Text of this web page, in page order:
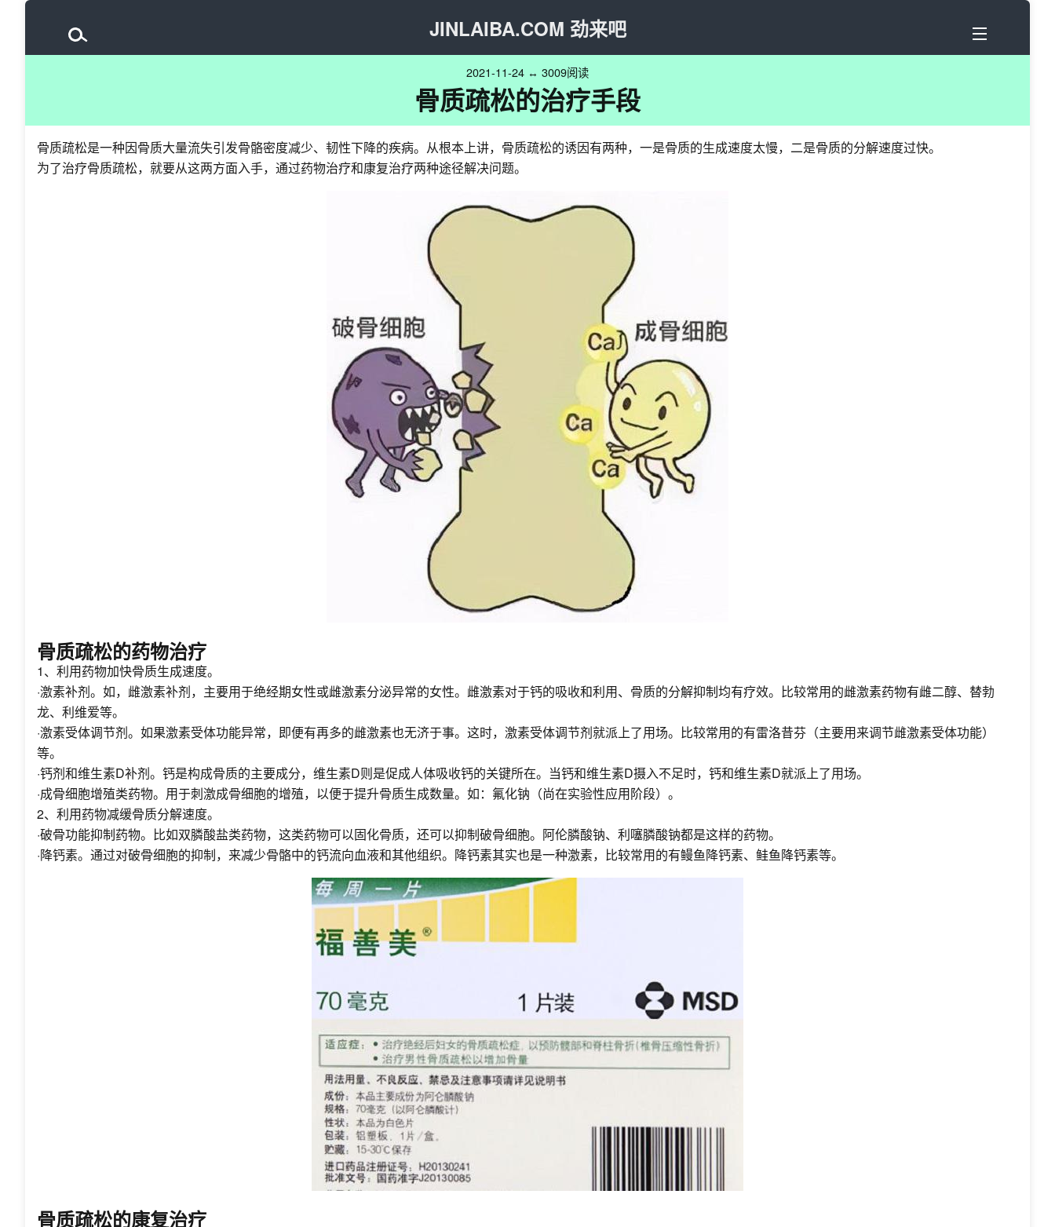
JINLAIBA.COM 劲来吧
2021-11-24 ↔ 3009阅读
骨质疏松的治疗手段
骨质疏松是一种因骨质大量流失引发骨骼密度减少、韧性下降的疾病。从根本上讲，骨质疏松的诱因有两种，一是骨质的生成速度太慢，二是骨质的分解速度过快。
为了治疗骨质疏松，就要从这两方面入手，通过药物治疗和康复治疗两种途径解决问题。
骨质疏松的药物治疗
1、利用药物加快骨质生成速度。
·激素补剂。如，雌激素补剂，主要用于绝经期女性或雌激素分泌异常的女性。雌激素对于钙的吸收和利用、骨质的分解抑制均有疗效。比较常用的雌激素药物有雌二醇、替勃
龙、利维爱等。
·激素受体调节剂。如果激素受体功能异常，即便有再多的雌激素也无济于事。这时，激素受体调节剂就派上了用场。比较常用的有雷洛昔芬（主要用来调节雌激素受体功能）
等。
·钙剂和维生素D补剂。钙是构成骨质的主要成分，维生素D则是促成人体吸收钙的关键所在。当钙和维生素D摄入不足时，钙和维生素D就派上了用场。
·成骨细胞增殖类药物。用于刺激成骨细胞的增殖，以便于提升骨质生成数量。如：氟化钠（尚在实验性应用阶段）。
2、利用药物减缓骨质分解速度。
·破骨功能抑制药物。比如双膦酸盐类药物，这类药物可以固化骨质，还可以抑制破骨细胞。阿伦膦酸钠、利噻膦酸钠都是这样的药物。
·降钙素。通过对破骨细胞的抑制，来减少骨骼中的钙流向血液和其他组织。降钙素其实也是一种激素，比较常用的有鳗鱼降钙素、鲑鱼降钙素等。
骨质疏松的康复治疗